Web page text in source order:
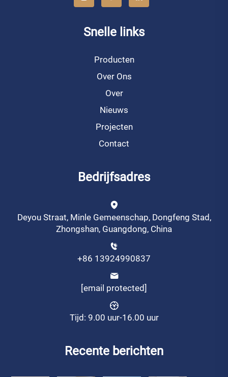
Snelle links
Producten
Over Ons
Over
Nieuws
Projecten
Contact
Bedrijfsadres
Deyou Straat, Minle Gemeenschap, Dongfeng Stad,
Zhongshan, Guangdong, China
+86 13924990837
[email protected]
Tijd: 9.00 uur-16.00 uur
Recente berichten